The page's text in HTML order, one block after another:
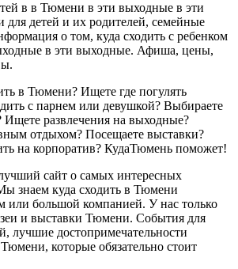
в в Тюмени в эти выходные в эти
детей и их родителей, семейные
о том, куда сходить с ребенком
в эти выходные. Афиша, цены,
в Тюмени? Ищете где погулять
с парнем или девушкой? Выбираете
Ищете развлечения на выходные?
отдыхом? Посещаете выставки?
на корпоратив? КудаТюмень поможет!
сайт о самых интересных
знаем куда сходить в Тюмени
или большой компанией. У нас только
и выставки Тюмени. События для
лучшие достопримечательности
которые обязательно стоит